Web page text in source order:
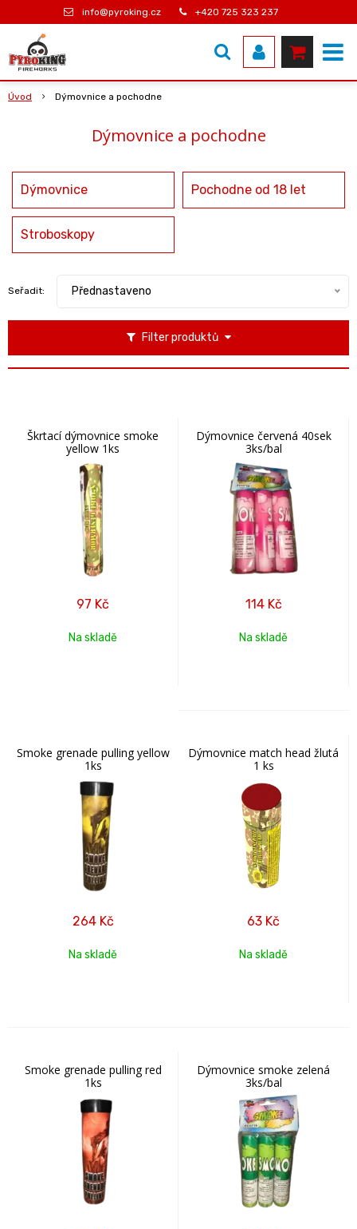
info@pyroking.cz +420 725 323 237
Úvod Dýmovnice a pochodne
Dýmovnice a pochodne
Dýmovnice Pochodne od 18 let
Stroboskopy
Filter produktů
Seřadit: Přednastaveno
Škrtací dýmovnice smoke
yellow 1ks
97 Kč
Na skladě
Dýmovnice červená 40sek
3ks/bal
114 Kč
Na skladě
Smoke grenade pulling yellow
1ks
264 Kč
Na skladě
Dýmovnice match head žlutá
1 ks
63 Kč
Na skladě
Smoke grenade pulling red
1ks
Dýmovnice smoke zelená
3ks/bal